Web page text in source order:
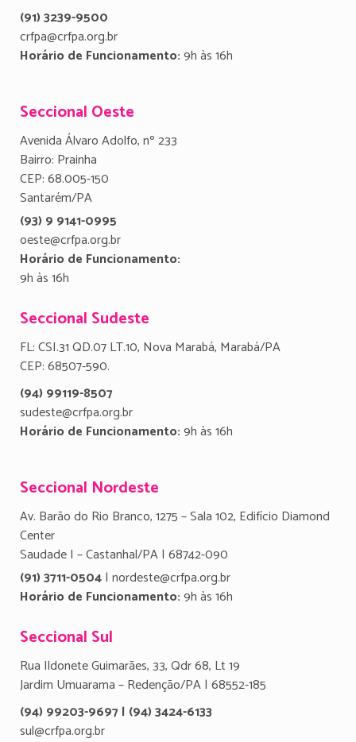
(91) 3239-9500
crfpa@crfpa.org.br
Horário de Funcionamento:9h às 16h
Seccional Oeste
Avenida Álvaro Adolfo, nº 233
Bairro: Prainha
CEP: 68.005-150
Santarém/PA
(93) 9 9141-0995
oeste@crfpa.org.br
Horário de Funcionamento:
9h às 16h
Seccional Sudeste
FL: CSI.31 QD.07 LT.10, Nova Marabá, Marabá/PA
CEP: 68507-590.
(94) 99119-8507
sudeste@crfpa.org.br
Horário de Funcionamento:9h às 16h
Seccional Nordeste
Av. Barão do Rio Branco, 1275 – Sala 102, Edifício Diamond
Center
Saudade I – Castanhal/PA | 68742-090
(91) 3711-0504| nordeste@crfpa.org.br
Horário de Funcionamento:9h às 16h
Seccional Sul
Rua Ildonete Guimarães, 33, Qdr 68, Lt 19
Jardim Umuarama – Redenção/PA | 68552-185
(94) 99203-9697 | (94) 3424-6133
sul@crfpa.org.br